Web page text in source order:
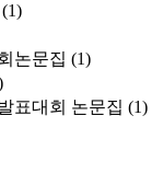
(1)
논문집 (1)
표대회 논문집 (1)